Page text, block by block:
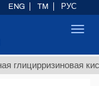
кислота
ENG TM РУС